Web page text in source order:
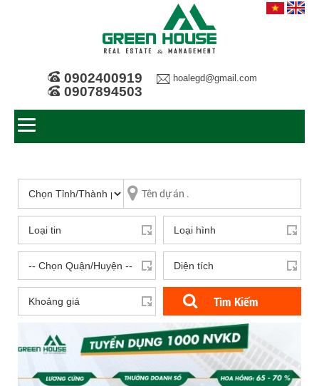
0902400919
0907894503
hoalegd@gmail.com
Tìm Kiếm